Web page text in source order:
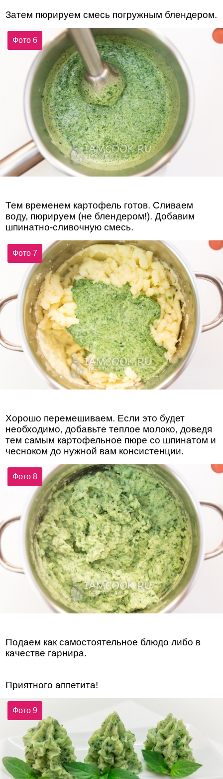
Затем пюрируем смесь погружным блендером.
Фото 6
Тем временем картофель готов. Сливаем
воду, пюрируем (не блендером!). Добавим
шпинатно-сливочную смесь.
Фото 7
Хорошо перемешиваем. Если это будет
необходимо, добавьте теплое молоко, доведя
тем самым картофельное пюре со шпинатом и
чесноком до нужной вам консистенции.
Фото 8
Подаем как самостоятельное блюдо либо в
качестве гарнира.
Приятного аппетита!
Фото 9